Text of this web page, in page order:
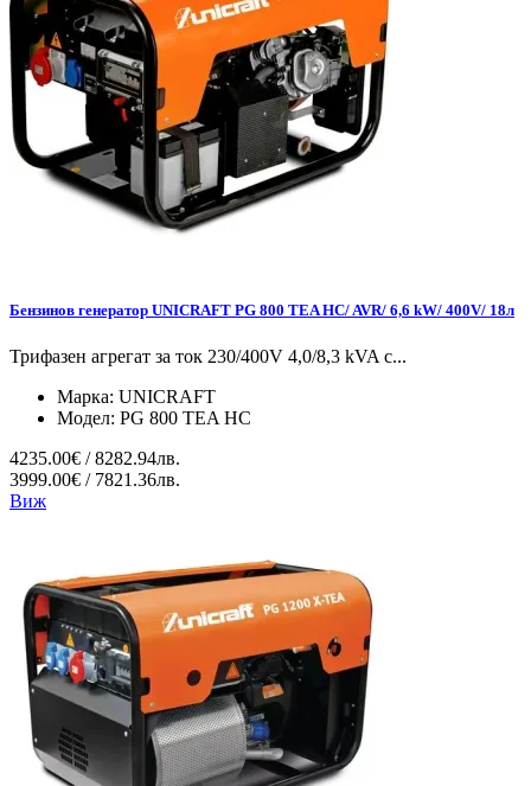
Бензинов генератор UNICRAFT PG 800 TEA HC/ AVR/ 6,6 kW/ 400V/ 18л
Трифазен агрегат за ток 230/400V 4,0/8,3 kVA с...
Марка: UNICRAFT
Модел: PG 800 TEA HC
4235.00€ / 8282.94лв.
3999.00€ / 7821.36лв.
Виж